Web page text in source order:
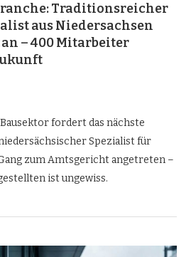
Traditionsreicher
aus Niedersachsen
– 400 Mitarbeiter
fordert das nächste
Spezialist für
zum Amtsgericht angetreten –
ist ungewiss.